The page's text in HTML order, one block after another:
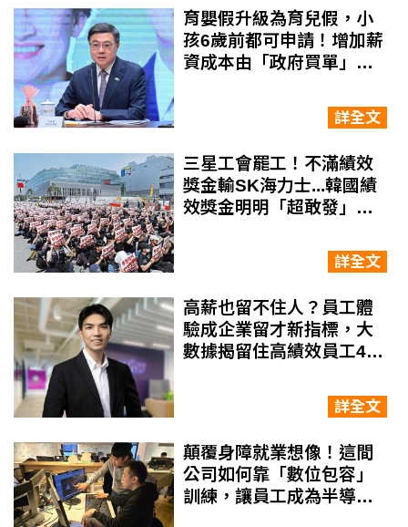
育嬰假升級為育兒假，小
孩6歲前都可申請！增加薪
資成本由「政府買單」，
詳全文
三星工會罷工！不滿績效
獎金輸SK海力士...韓國績
效獎金明明「超敢發」，
詳全文
高薪也留不住人？員工體
驗成企業留才新指標，大
數據揭留住高績效員工4大
詳全文
顛覆身障就業想像！這間
公司如何靠「數位包容」
訓練，讓員工成為半導體